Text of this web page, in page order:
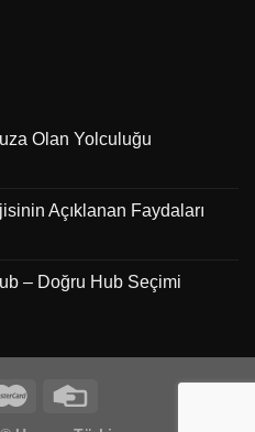
Olan Yolculuğu
Açıklanan Faydaları
– Doğru Hub Seçimi